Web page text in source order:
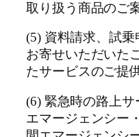
取り扱う商品のご
(5) 資料請求、試
お寄せいただいた
たサービスのご提
(6) 緊急時の路上
エマージェンシー